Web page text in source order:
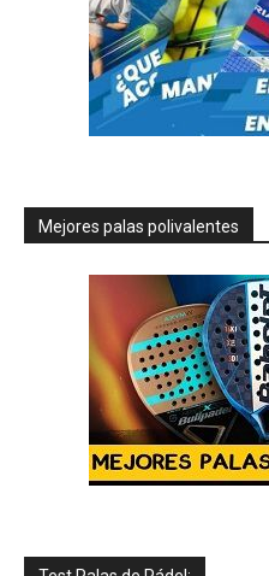
Mejores palas polivalentes